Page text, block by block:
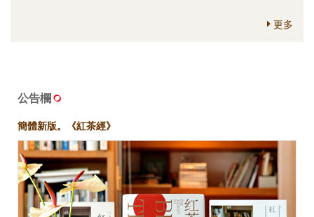
更多
公告欄
簡體新版。《紅茶經》